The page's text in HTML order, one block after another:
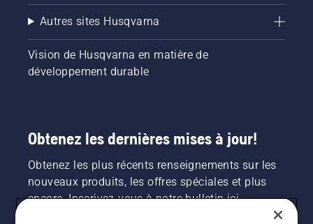
Autres sites Husqvarna
Vision de Husqvarna en matière de
développement durable
Obtenez les dernières mises à jour!
Obtenez les plus récents renseignements sur les
nouveaux produits, les offres spéciales et plus
encore. Inscrivez-vous à notre bulletin ici.